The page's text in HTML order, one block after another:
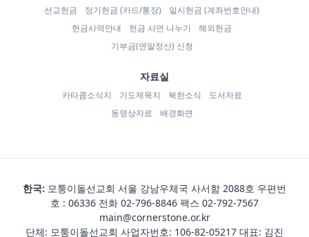
선교헌금 정기헌금 (카드/통장)
일시헌금 (계좌번호안내)
헌금사역안내
헌금 사연 나누기
해외헌금
기부금(연말정산) 신청
자료실
카타콤소식지 기도제목지 북한소식
도서자료
동영상자료
배경화면
한국: 모퉁이돌선교회 서울 강남우체국 사서함 2088호 우편번
호 : 06336 전화 02-796-8846 팩스 02-792-7567
main@cornerstone.or.kr
단체: 모퉁이돌선교회 사업자번호: 106-82-05217 대표: 김진